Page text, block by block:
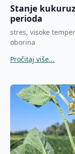
Stanje
perioda
stres, visoke
oborina
Pročitaj više...